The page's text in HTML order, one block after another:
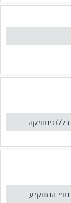
ללוגיסטיקה
המשקיע....